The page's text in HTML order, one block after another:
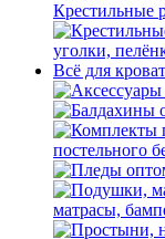
Крестильные
уголки,
Всё для
постельного
матрасы,